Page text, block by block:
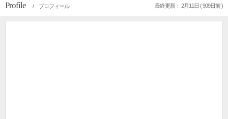
Profile / プロフィール 最終更新： 2月11日 ( 909日前 )